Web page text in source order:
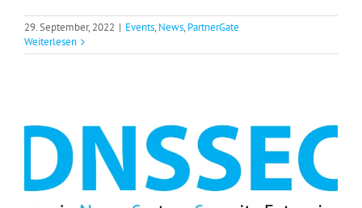
29. September, 2022 | Events, News, PartnerGate
WeiterlesenDNSSEC jetzt für nahezu alle TLDs im